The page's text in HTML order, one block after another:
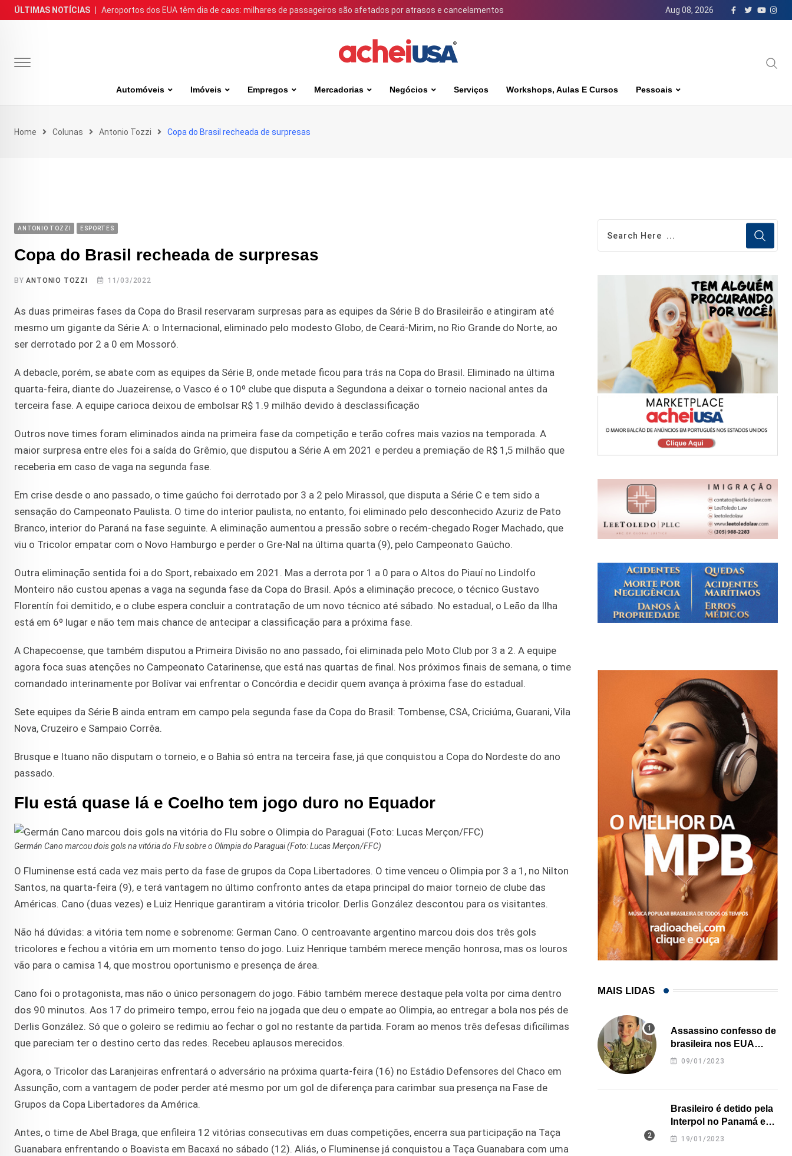
Skip
to
ÚLTIMAS NOTÍCIAS Aeroportos dos EUA têm dia de caos: milhares de passageiros são afetados por atrasos e cancelamentos Aug 08, 2026
Automóveis Imóveis Empregos Mercadorias Negócios Serviços Workshops, Aulas E Cursos Pessoais
Home Colunas Antonio Tozzi Copa do Brasil recheada de surpresas
ANTONIO TOZZI ESPORTES
Copa do Brasil recheada de surpresas
BYANTONIO TOZZI 11/03/2022
As duas primeiras fases da Copa do Brasil reservaram surpresas para as equipes da Série B do Brasileirão e atingiram até
mesmo um gigante da Série A: o Internacional, eliminado pelo modesto Globo, de Ceará-Mirim, no Rio Grande do Norte, ao
ser derrotado por 2 a 0 em Mossoró.
A debacle, porém, se abate com as equipes da Série B, onde metade ficou para trás na Copa do Brasil. Eliminado na última
quarta-feira, diante do Juazeirense, o Vasco é o 10º clube que disputa a Segundona a deixar o torneio nacional antes da
terceira fase. A equipe carioca deixou de embolsar R$ 1.9 milhão devido à desclassificação
Outros nove times foram eliminados ainda na primeira fase da competição e terão cofres mais vazios na temporada. A
maior surpresa entre eles foi a saída do Grêmio, que disputou a Série A em 2021 e perdeu a premiação de R$ 1,5 milhão que
receberia em caso de vaga na segunda fase.
Em crise desde o ano passado, o time gaúcho foi derrotado por 3 a 2 pelo Mirassol, que disputa a Série C e tem sido a
sensação do Campeonato Paulista. O time do interior paulista, no entanto, foi eliminado pelo desconhecido Azuriz de Pato
Branco, interior do Paraná na fase seguinte. A eliminação aumentou a pressão sobre o recém-chegado Roger Machado, que
viu o Tricolor empatar com o Novo Hamburgo e perder o Gre-Nal na última quarta (9), pelo Campeonato Gaúcho.
Outra eliminação sentida foi a do Sport, rebaixado em 2021. Mas a derrota por 1 a 0 para o Altos do Piauí no Lindolfo
Monteiro não custou apenas a vaga na segunda fase da Copa do Brasil. Após a eliminação precoce, o técnico Gustavo
Florentín foi demitido, e o clube espera concluir a contratação de um novo técnico até sábado. No estadual, o Leão da Ilha
está em 6º lugar e não tem mais chance de antecipar a classificação para a próxima fase.
A Chapecoense, que também disputou a Primeira Divisão no ano passado, foi eliminada pelo Moto Club por 3 a 2. A equipe
agora foca suas atenções no Campeonato Catarinense, que está nas quartas de final. Nos próximos finais de semana, o time
comandado interinamente por Bolívar vai enfrentar o Concórdia e decidir quem avança à próxima fase do estadual.
Sete equipes da Série B ainda entram em campo pela segunda fase da Copa do Brasil: Tombense, CSA, Criciúma, Guarani, Vila
Nova, Cruzeiro e Sampaio Corrêa.
Brusque e Ituano não disputam o torneio, e o Bahia só entra na terceira fase, já que conquistou a Copa do Nordeste do ano
passado.
Flu está quase lá e Coelho tem jogo duro no Equador
Germán Cano marcou dois gols na vitória do Flu sobre o Olimpia do Paraguai (Foto: Lucas Merçon/FFC)
O Fluminense está cada vez mais perto da fase de grupos da Copa Libertadores. O time venceu o Olimpia por 3 a 1, no Nilton
Santos, na quarta-feira (9), e terá vantagem no último confronto antes da etapa principal do maior torneio de clube das
Américas. Cano (duas vezes) e Luiz Henrique garantiram a vitória tricolor. Derlis González descontou para os visitantes.
Não há dúvidas: a vitória tem nome e sobrenome: German Cano. O centroavante argentino marcou dois dos três gols
tricolores e fechou a vitória em um momento tenso do jogo. Luiz Henrique também merece menção honrosa, mas os louros
vão para o camisa 14, que mostrou oportunismo e presença de área.
Cano foi o protagonista, mas não o único personagem do jogo. Fábio também merece destaque pela volta por cima dentro
dos 90 minutos. Aos 17 do primeiro tempo, errou feio na jogada que deu o empate ao Olimpia, ao entregar a bola nos pés de
Derlis González. Só que o goleiro se redimiu ao fechar o gol no restante da partida. Foram ao menos três defesas dificílimas
que pareciam ter o destino certo das redes. Recebeu aplausos merecidos.
Agora, o Tricolor das Laranjeiras enfrentará o adversário na próxima quarta-feira (16) no Estádio Defensores del Chaco em
Assunção, com a vantagem de poder perder até mesmo por um gol de diferença para carimbar sua presença na Fase de
Grupos da Copa Libertadores da América.
Antes, o time de Abel Braga, que enfileira 12 vitórias consecutivas em duas competições, encerra sua participação na Taça
Guanabara enfrentando o Boavista em Bacaxá no sábado (12). Aliás, o Fluminense já conquistou a Taça Guanabara com uma
MAIS LIDAS
Assassino confesso de
brasileira nos EUA
revela onde deixou o
09/01/2023
Brasileiro é detido pela
Interpol no Panamá e
pode pegar prisão
19/01/2023